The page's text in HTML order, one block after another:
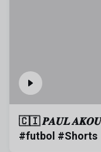
🇨🇮 𝑷𝑨𝑼𝑳
#futbol #Shorts